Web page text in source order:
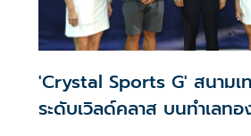
'Crystal Sports G' สนามเทนนิสในร่ม
ระดับเวิลด์คลาส บนทำเลทอ